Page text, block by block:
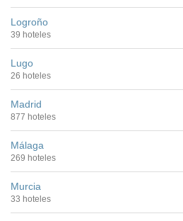
Logroño
39 hoteles
Lugo
26 hoteles
Madrid
877 hoteles
Málaga
269 hoteles
Murcia
33 hoteles